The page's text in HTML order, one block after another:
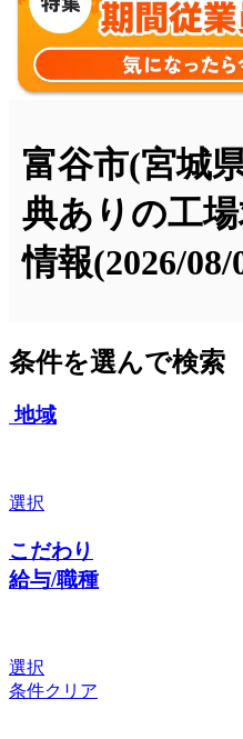
富谷市(宮城
典ありの工
情報(2026/
条件を選んで検索
地域
選択
こだわり
給与/職種
選択
条件クリア